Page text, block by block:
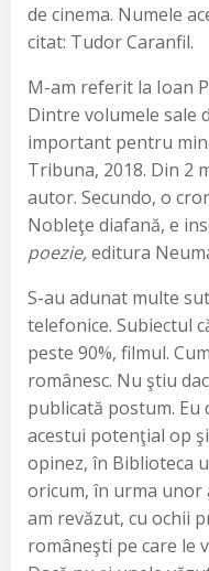
de cinema. Numele
citat: Tudor Caranfil.
M-am referit la Ioan
Dintre volumele sale
important pentru
Tribuna, 2018. Din 2
autor. Secundo, o
Nobleţe diafană, e
poezie,editura
S-au adunat multe
telefonice. Subiectul
peste 90%, filmul.
românesc. Nu ştiu
publicată postum. Eu
acestui potenţial op
opinez, în Biblioteca
oricum, în urma unor
am revăzut, cu ochii
româneşti pe care le